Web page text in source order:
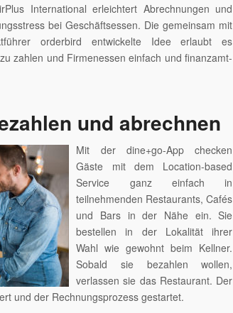
International erleichtert Abrechnungen und
bei Geschäftsessen. Die gemeinsam mit
orderbird entwickelte Idee erlaubt es
zahlen und Firmenessen einfach und finanzamt-
und abrechnen
Mit der dine+go-App checken
Gäste mit dem Location-based
Service ganz einfach in
teilnehmenden Restaurants, Cafés
und Bars in der Nähe ein. Sie
bestellen in der Lokalität ihrer
Wahl wie gewohnt beim Kellner.
Sobald sie bezahlen wollen,
verlassen sie das Restaurant. Der
und der Rechnungsprozess gestartet.